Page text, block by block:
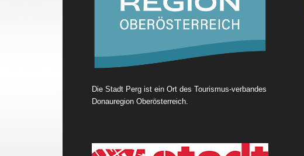
Die Stadt Perg ist ein Ort des Tourismus-verbandes
Donauregion Oberösterreich.